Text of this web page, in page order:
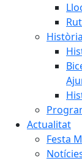
Història
Actualitat
Festa